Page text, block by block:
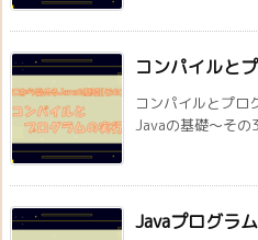
コンパイルと
コンパイルとプロ
Javaの基礎～その
Javaプログラ